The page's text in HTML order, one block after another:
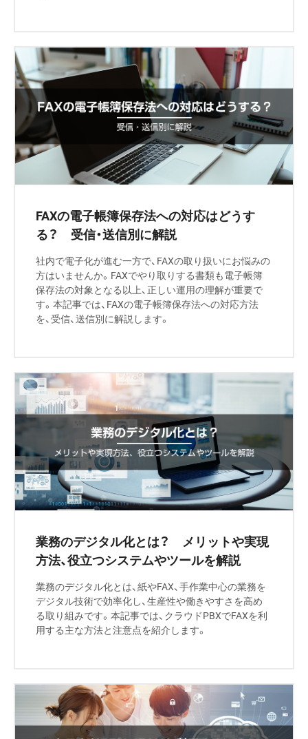
FAXの電子帳簿保存法への対応はどうす
る？ 受信・送信別に解説
社内で電子化が進む一方で、FAXの取り扱いにお悩みの
方はいませんか。FAXでやり取りする書類も電子帳簿
保存法の対象となる以上、正しい運用の理解が重要で
す。本記事では、FAXの電子帳簿保存法への対応方法
を、受信、送信別に解説します。
業務のデジタル化とは？ メリットや実現
方法、役立つシステムやツールを解説
業務のデジタル化とは、紙やFAX、手作業中心の業務を
デジタル技術で効率化し、生産性や働きやすさを高め
る取り組みです。本記事では、クラウドPBXでFAXを利
用する主な方法と注意点を紹介します。